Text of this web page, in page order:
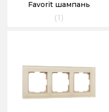
Favorit шампань
(1)